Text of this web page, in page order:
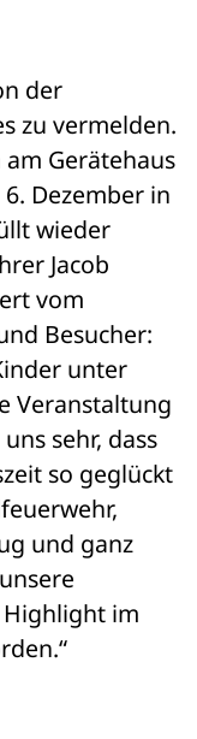
der
zu vermelden.
Gerätehaus
Dezember in
wieder
Jacob
vom
Besucher:
unter
Veranstaltung
sehr, dass
so geglückt
und ganz
im